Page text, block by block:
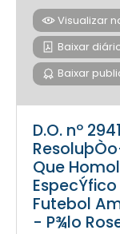
Visualizar
Baixar
Baixar
D.O. nº
Que
Futebol
- P¾lo